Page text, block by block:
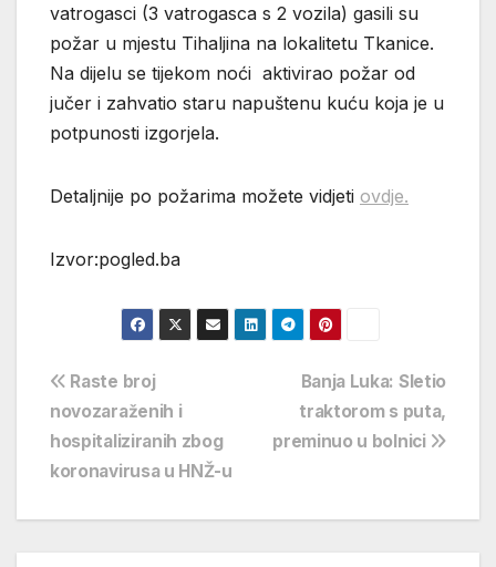
vatrogasci (3 vatrogasca s 2 vozila) gasili su
požar u mjestu Tihaljina na lokalitetu Tkanice.
Na dijelu se tijekom noći aktivirao požar od
jučer i zahvatio staru napuštenu kuću koja je u
potpunosti izgorjela.
Detaljnije po požarima možete vidjeti ovdje.
Izvor:pogled.ba
Navigacija
objava
Banja Luka: Sletio
traktorom s puta,
preminuo u bolnici
Raste broj
novozaraženih i
hospitaliziranih zbog
koronavirusa u HNŽ-u